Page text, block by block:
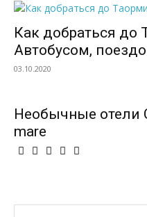
Как добраться до
Автобусом,
03.10.2020
Необычные отели
mare